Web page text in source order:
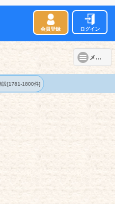
会員登録 ログイン
メニュー
設[1781-1800件]